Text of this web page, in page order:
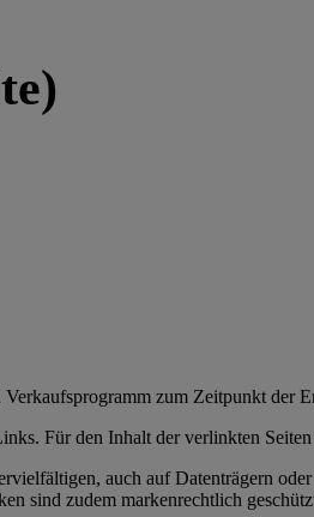
zum Zeitpunkt der
Für den Inhalt der verlinkten
auch auf Datenträgern
sind zudem markenrechtlich